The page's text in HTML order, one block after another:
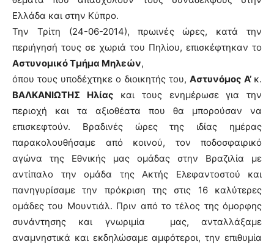
Ελλάδα και στην Κύπρο.
Την Τρίτη (24-06-2014), πρωινές ώρες, κατά την
περιήγησή τους σε χωριά του Πηλίου, επισκέφτηκαν το
Αστυνομικό Τμήμα Μηλεών,
όπου τους υποδέχτηκε ο διοικητής του, Αστυνόμος Α’ κ.
ΒΑΛΚΑΝΙΩΤΗΣ Ηλίας και τους ενημέρωσε για την
περιοχή και τα αξιοθέατα που θα μπορούσαν να
επισκεφτούν. Βραδινές ώρες της ιδίας ημέρας
παρακολουθήσαμε από κοινού, τον ποδοσφαιρικό
αγώνα της Εθνικής μας ομάδας στην Βραζιλία με
αντίπαλο την ομάδα της Ακτής Ελεφαντοστού και
πανηγυρίσαμε την πρόκριση της στις 16 καλύτερες
ομάδες του Μουντιάλ. Πριν από το τέλος της όμορφης
συνάντησης και γνωριμία μας, ανταλλάξαμε
αναμνηστικά και εκδηλώσαμε αμφότεροι, την επιθυμία